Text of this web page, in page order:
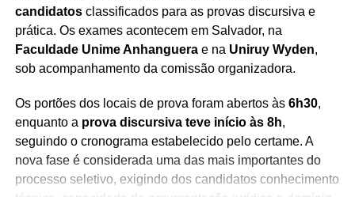
candidatosclassificados para as provas discursiva e
prática. Os exames acontecem em Salvador, na
Faculdade Unime Anhanguerae na Uniruy Wyden,
sob acompanhamento da comissão organizadora.
Os portões dos locais de prova foram abertos às 6h30,
enquanto a prova discursiva teve início às 8h,
seguindo o cronograma estabelecido pelo certame. A
nova fase é considerada uma das mais importantes do
processo seletivo, exigindo dos candidatos conhecimento